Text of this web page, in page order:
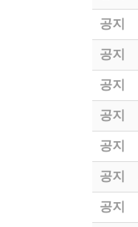
공지
공지
공지
공지
공지
공지
공지